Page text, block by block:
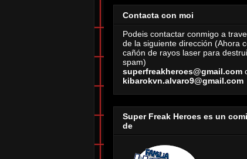
Contacta con moi
Podeis contactar conmigo a
de la siguiente dirección (Ahora
cañón de rayos laser para
spam)
superfreakheroes@gmail.com
kibarokvn.alvaro9@gmail.com
Super Freak Heroes es un
de